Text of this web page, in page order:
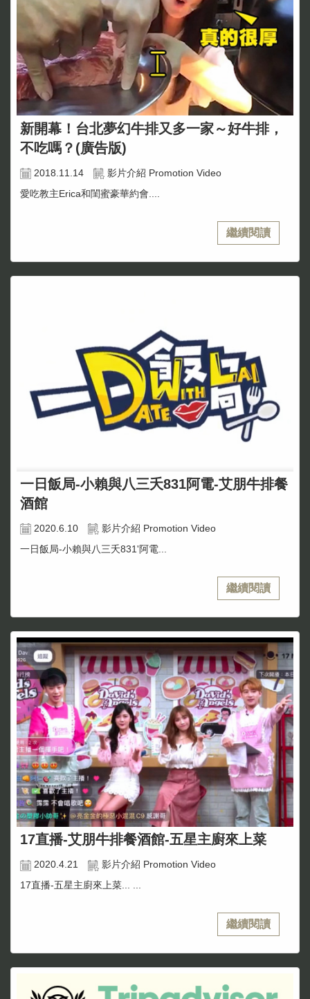
新開幕！台北夢幻牛排又多一家～好牛排，
不吃嗎？(廣告版)
2018.11.14
影片介紹 Promotion Video
愛吃教主Erica和閨蜜豪華約會....
繼續閱讀
一日飯局-小賴與八三夭831阿電-艾朋牛排餐
酒館
2020.6.10
影片介紹 Promotion Video
一日飯局-小賴與八三夭831'阿電...
繼續閱讀
17直播-艾朋牛排餐酒館-五星主廚來上菜
2020.4.21
影片介紹 Promotion Video
17直播-五星主廚來上菜... ...
繼續閱讀